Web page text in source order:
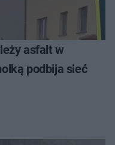
asfalt w
podbija sieć